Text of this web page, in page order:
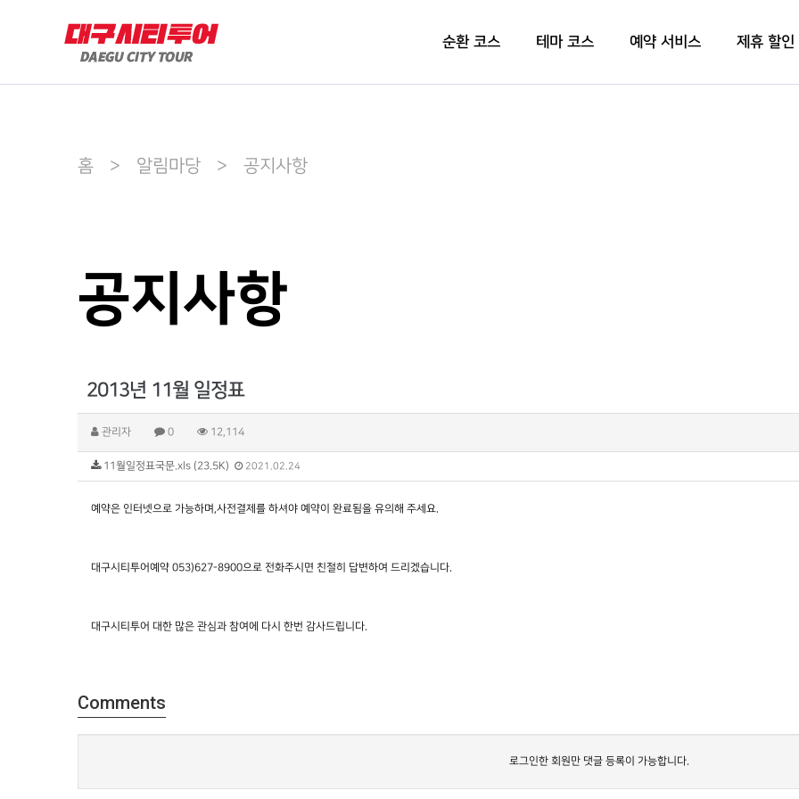
순환 코스 테마 코스 예약 서비스 제휴 할인
홈 > 알림마당 > 공지사항
공지사항
2013년 11월 일정표
관리자 0 12,114
11월일정표국문.xls (23.5K) 2021.02.24
예약은 인터넷으로 가능하며,사전결제를 하셔야 예약이 완료됨을 유의해 주세요.
대구시티투어예약 053)627-8900으로 전화주시면 친절히 답변하여 드리겠습니다.
대구시티투어 대한 많은 관심과 참여에 다시 한번 감사드립니다.
Comments
로그인한 회원만 댓글 등록이 가능합니다.